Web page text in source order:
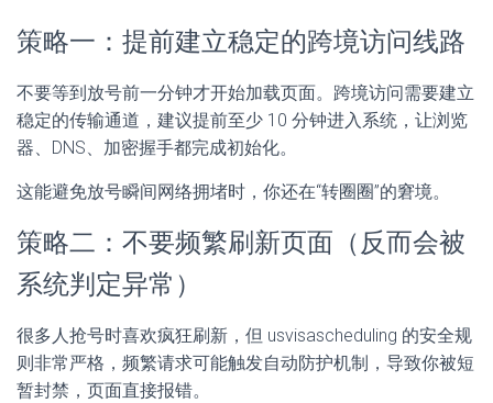
策略一：提前建立稳定的跨境访问线路
不要等到放号前一分钟才开始加载页面。跨境访问需要建立
稳定的传输通道，建议提前至少 10 分钟进入系统，让浏览
器、DNS、加密握手都完成初始化。
这能避免放号瞬间网络拥堵时，你还在“转圈圈”的窘境。
策略二：不要频繁刷新页面（反而会被
系统判定异常）
很多人抢号时喜欢疯狂刷新，但 usvisascheduling 的安全规
则非常严格，频繁请求可能触发自动防护机制，导致你被短
暂封禁，页面直接报错。